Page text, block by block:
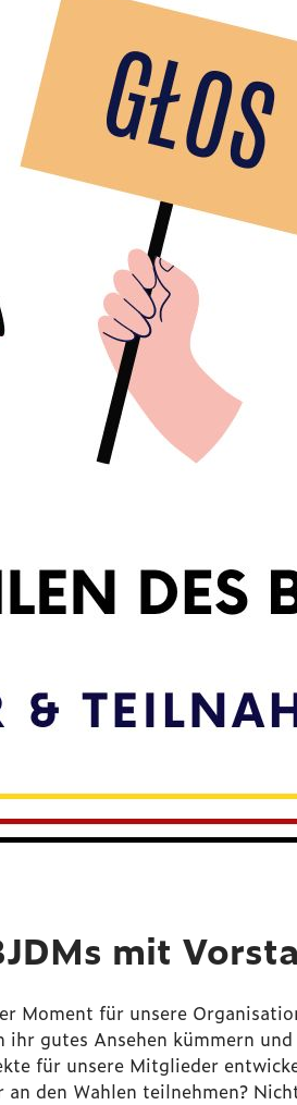
mit
Moment für unsere
gutes Ansehen kümmern
für unsere Mitglieder
den Wahlen teilnehmen?